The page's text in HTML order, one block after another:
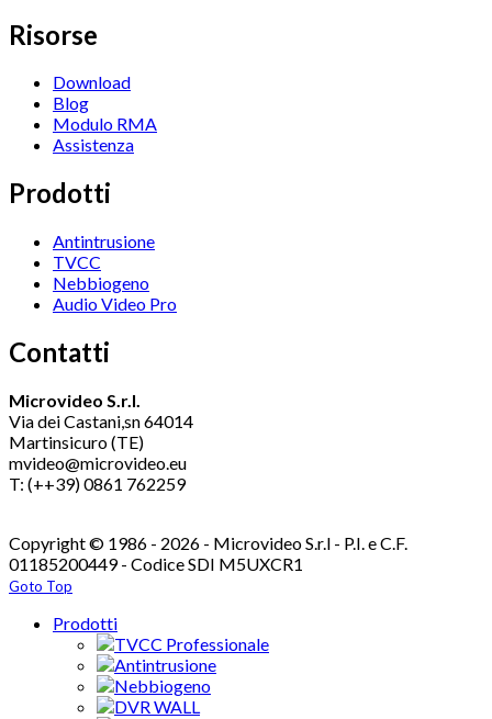
Risorse
Download
Blog
Modulo RMA
Assistenza
Prodotti
Antintrusione
TVCC
Nebbiogeno
Audio Video Pro
Contatti
Microvideo S.r.l.
Via dei Castani,sn 64014
Martinsicuro (TE)
mvideo@microvideo.eu
T: (++39) 0861 762259
Copyright © 1986 - 2026 - Microvideo S.r.l - P.I. e C.F.
01185200449 - Codice SDI M5UXCR1
Goto Top
Prodotti
TVCC Professionale
Antintrusione
Nebbiogeno
DVR WALL